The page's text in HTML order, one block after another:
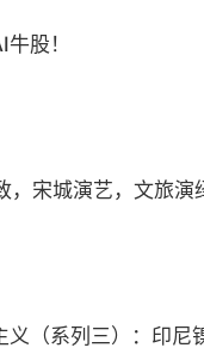
股！
，宋城演艺，文旅演
义（系列三）：印尼